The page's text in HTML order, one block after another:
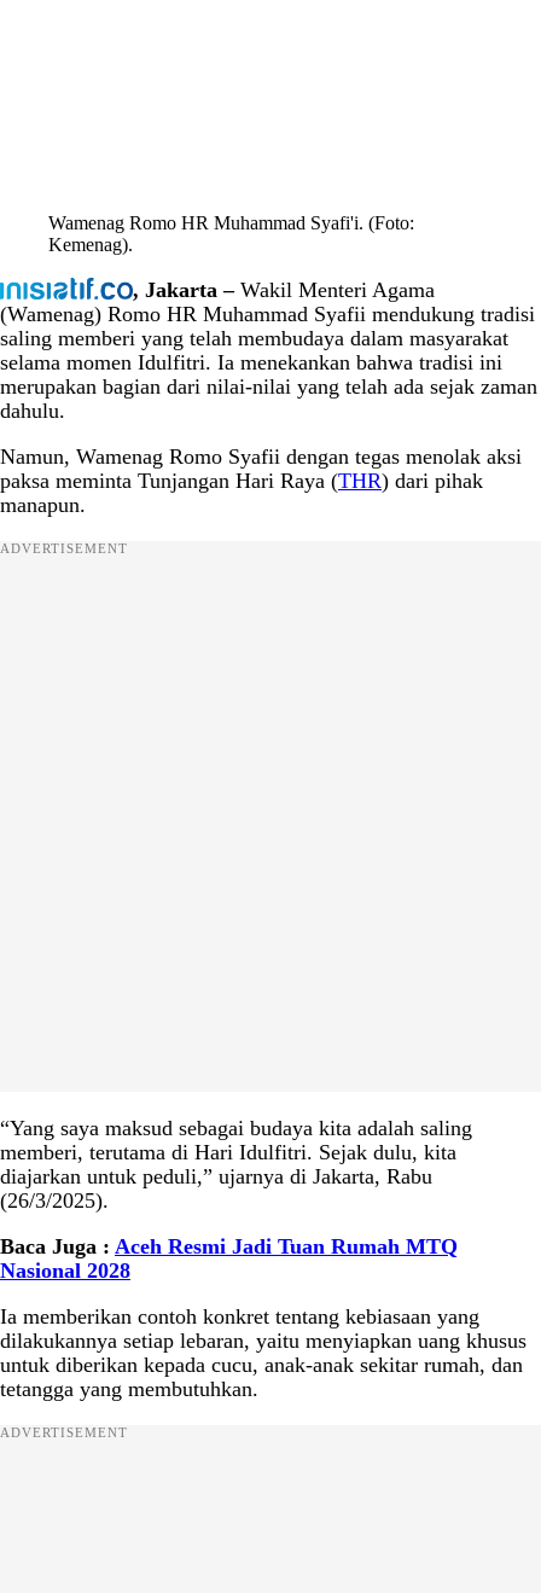
Wamenag Romo HR Muhammad Syafi'i. (Foto:
Kemenag).
, Jakarta –Wakil Menteri Agama
(Wamenag) Romo HR Muhammad Syafii mendukung tradisi
saling memberi yang telah membudaya dalam masyarakat
selama momen Idulfitri. Ia menekankan bahwa tradisi ini
merupakan bagian dari nilai-nilai yang telah ada sejak zaman
dahulu.
Namun, Wamenag Romo Syafii dengan tegas menolak aksi
paksa meminta Tunjangan Hari Raya (THR) dari pihak
manapun.
ADVERTISEMENT
“Yang saya maksud sebagai budaya kita adalah saling
memberi, terutama di Hari Idulfitri. Sejak dulu, kita
diajarkan untuk peduli,” ujarnya di Jakarta, Rabu
(26/3/2025).
Baca Juga : Aceh Resmi Jadi Tuan Rumah MTQ
Nasional 2028
Ia memberikan contoh konkret tentang kebiasaan yang
dilakukannya setiap lebaran, yaitu menyiapkan uang khusus
untuk diberikan kepada cucu, anak-anak sekitar rumah, dan
tetangga yang membutuhkan.
ADVERTISEMENT